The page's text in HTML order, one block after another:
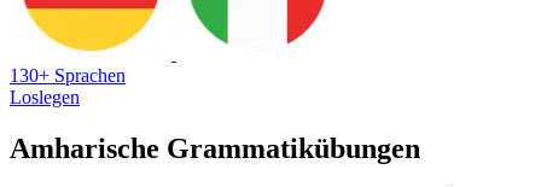
130+ Sprachen
Loslegen
Amharische Grammatikübungen